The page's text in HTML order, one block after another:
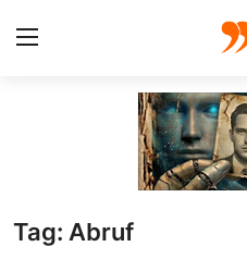
Galerie
Tag: Abruf